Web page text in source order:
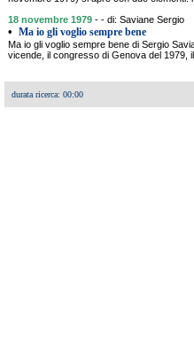
18 novembre 1979 - - di: Saviane Sergio
• Ma io gli voglio sempre bene
Ma io gli voglio sempre bene di Sergio
vicende, il congresso di Genova del 1979,
durata ricerca: 00:00